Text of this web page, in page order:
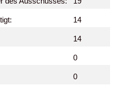
14
14
0
0